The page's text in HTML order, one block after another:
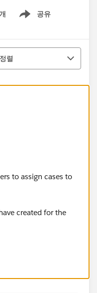
공유
Show menu
렬
to assign cases to
created for the